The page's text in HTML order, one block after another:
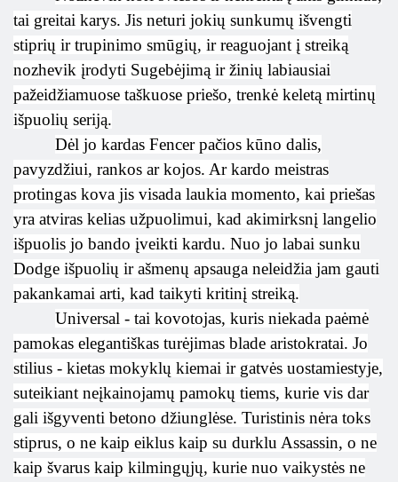
tai greitai karys. Jis neturi jokių sunkumų išvengti
stiprių ir trupinimo smūgių, ir reaguojant į streiką
nozhevik įrodyti Sugebėjimą ir žinių labiausiai
pažeidžiamuose taškuose priešo, trenkė keletą mirtinų
išpuolių seriją.
Dėl jo kardas Fencer pačios kūno dalis,
pavyzdžiui, rankos ar kojos. Ar kardo meistras
protingas kova jis visada laukia momento, kai priešas
yra atviras kelias užpuolimui, kad akimirksnį langelio
išpuolis jo bando įveikti kardu. Nuo jo labai sunku
Dodge išpuolių ir ašmenų apsauga neleidžia jam gauti
pakankamai arti, kad taikyti kritinį streiką.
Universal - tai kovotojas, kuris niekada paėmė
pamokas elegantiškas turėjimas blade aristokratai. Jo
stilius - kietas mokyklų kiemai ir gatvės uostamiestyje,
suteikiant neįkainojamų pamokų tiems, kurie vis dar
gali išgyventi betono džiunglėse. Turistinis nėra toks
stiprus, o ne kaip eiklus kaip su durklu Assassin, o ne
kaip švarus kaip kilmingųjų, kurie nuo vaikystės ne